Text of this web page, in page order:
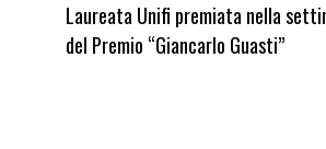
Laureata Unifi premiata nella
del Premio “Giancarlo Guasti”